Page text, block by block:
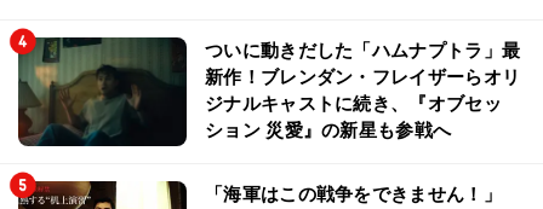
ついに動きだした「ハムナプトラ」最
新作！ブレンダン・フレイザーらオリ
ジナルキャストに続き、『オブセッ
ション 災愛』の新星も参戦へ
「海軍はこの戦争をできません！」